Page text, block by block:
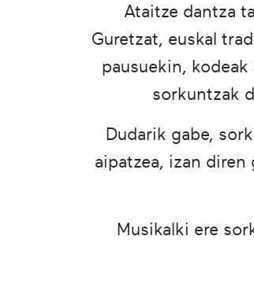
Ataitze dantza
Guretzat, euskal
pausuekin,
sorkuntzak
Dudarik gabe,
aipatzea, izan
Musikalki ere